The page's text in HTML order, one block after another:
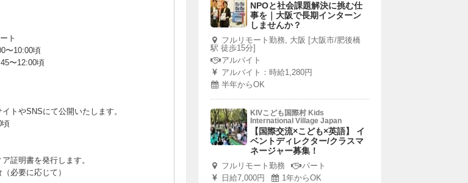
ト
〜10:00頃
12:00頃
トやSNSにて公開いたします。
頃
証明書を発行します。
必要に応じて）
NPOと社会課題解決に挑む仕
事を｜大阪で長期インターン
しませんか？
フルリモート勤務, 大阪 [大阪市/肥後橋
駅 徒歩15分]
アルバイト
アルバイト：時給1,280円
半年からOK
KIVこども国際村 Kids
International Village Japan
【国際交流×こども×英語】 イ
ベントディレクター/クラスマ
ネージャー募集！
フルリモート勤務
パート
日給7,000円
1年からOK